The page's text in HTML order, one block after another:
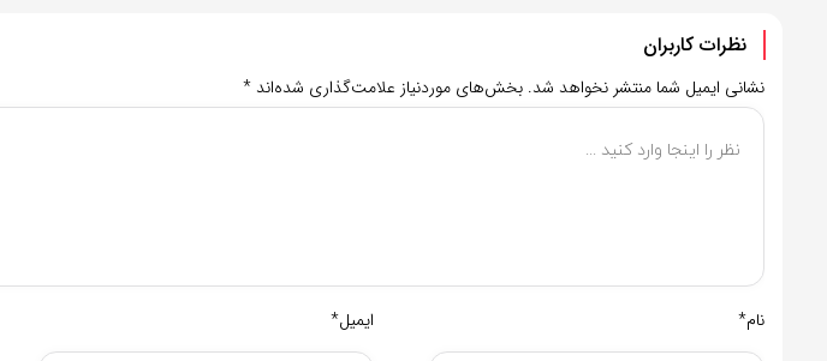
نظرات کاربران
نشانی ایمیل شما منتشر نخواهد شد. بخش‌های موردنیاز علامت‌گذاری شده‌اند *
نام* ایمیل*